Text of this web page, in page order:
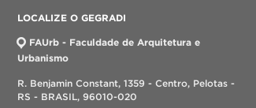
LOCALIZE O GEGRADI
FAUrb - Faculdade de Arquitetura e
Urbanismo
R. Benjamin Constant, 1359 - Centro, Pelotas -
RS - BRASIL, 96010-020